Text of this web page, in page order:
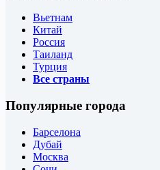
Вьетнам
Китай
Россия
Таиланд
Турция
Все страны
Популярные города
Барселона
Дубай
Москва